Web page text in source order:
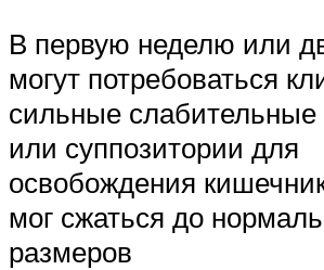
В первую неделю или
могут потребоваться
сильные слабительные
или суппозитории для
освобождения
мог сжаться до
размеров